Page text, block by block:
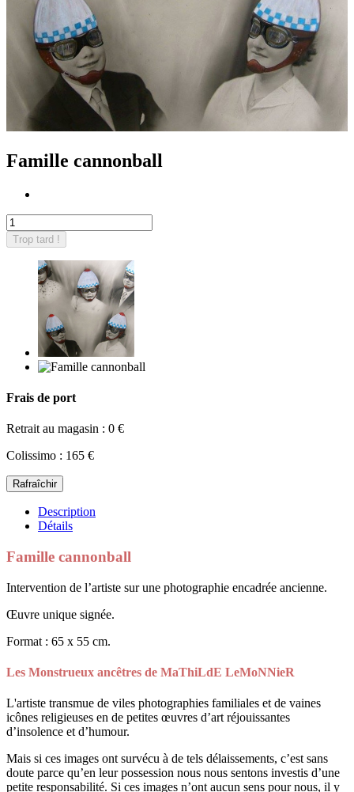
Famille cannonball
Trop tard !
Frais de port
Retrait au magasin : 0 €
Colissimo : 165 €
Description
Détails
Famille cannonball
Intervention de l’artiste sur une photographie encadrée ancienne.
Œuvre unique signée.
Format : 65 x 55 cm.
Les Monstrueux ancêtres de MaThiLdE LeMoNNieR
L'artiste transmue de viles photographies familiales et de vaines
icônes religieuses en de petites œuvres d’art réjouissantes
d’insolence et d’humour.
Mais si ces images ont survécu à de tels délaissements, c’est sans
doute parce qu’en leur possession nous nous sentons investis d’une
petite responsabilité. Si ces images n’ont aucun sens pour nous, il y